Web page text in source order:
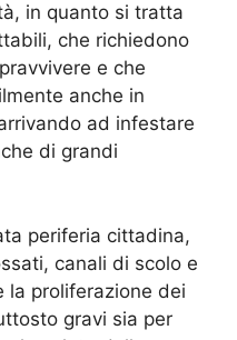
in quanto si tratta
che richiedono
e che
anche in
ad infestare
di grandi
periferia cittadina,
canali di scolo e
la proliferazione dei
gravi sia per